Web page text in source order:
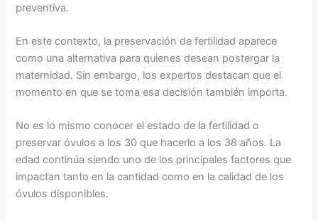
preventiva.
En este contexto, la preservación de fertilidad aparece
como una alternativa para quienes desean postergar la
maternidad. Sin embargo, los expertos destacan que el
momento en que se toma esa decisión también importa.
No es lo mismo conocer el estado de la fertilidad o
preservar óvulos a los 30 que hacerlo a los 38 años. La
edad continúa siendo uno de los principales factores que
impactan tanto en la cantidad como en la calidad de los
óvulos disponibles.